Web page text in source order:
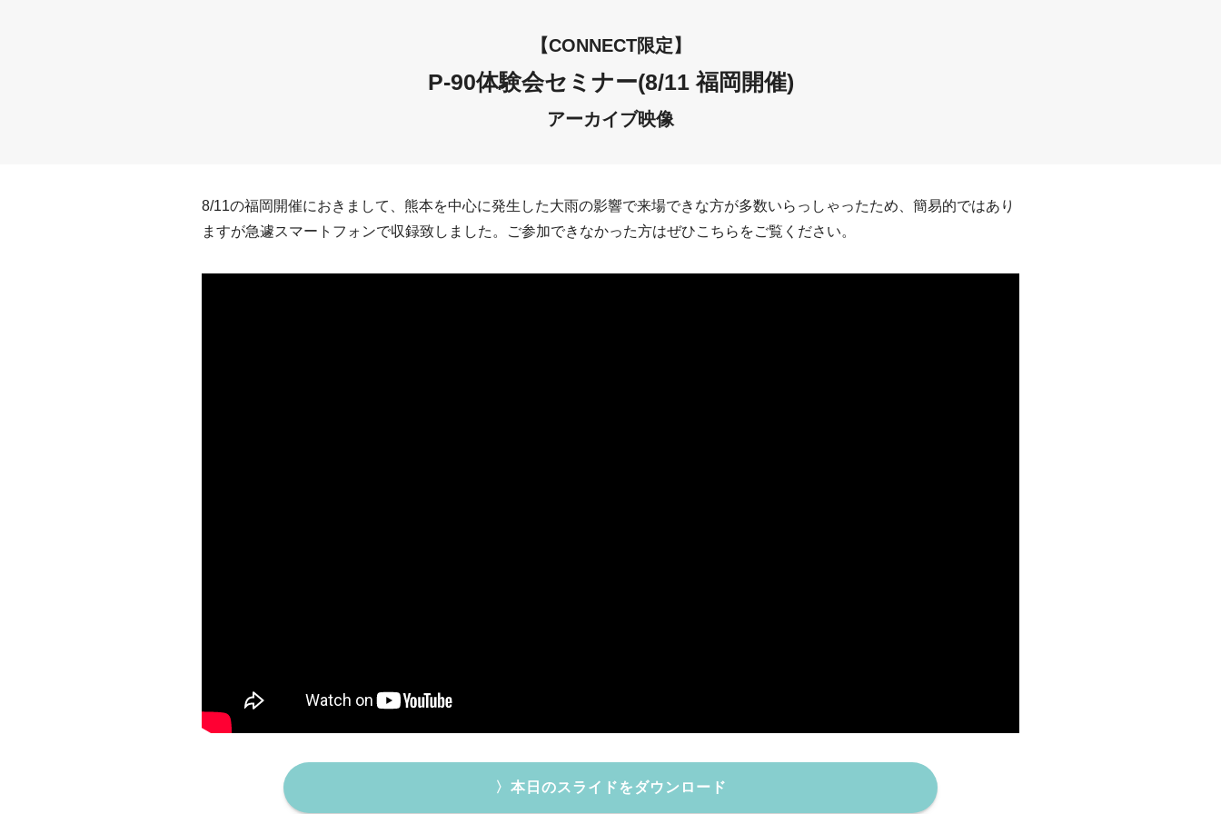
【CONNECT限定】
P-90体験会セミナー(8/11 福岡開催)
アーカイブ映像
8/11の福岡開催におきまして、熊本を中心に発生した大雨の影響で来場できな方が多数いらっしゃったため、簡易的ではあり
ますが急遽スマートフォンで収録致しました。ご参加できなかった方はぜひこちらをご覧ください。
〉本日のスライドをダウンロード